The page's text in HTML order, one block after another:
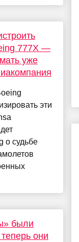
777X —
уже
эти
о судьбе
были
они